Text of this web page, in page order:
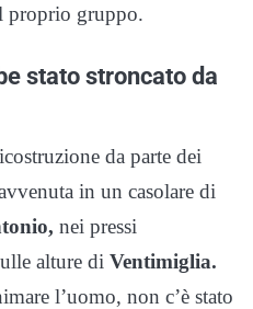
proprio gruppo.
stato stroncato da
da parte dei
in un casolare di
nei pressi
alture di Ventimiglia.
l’uomo, non c’è stato